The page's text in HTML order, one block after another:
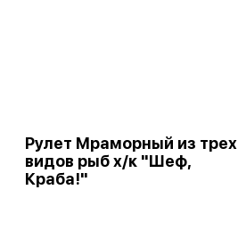
Рулет Мраморный из трех
видов рыб х/к "Шеф,
Краба!"